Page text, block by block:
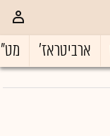
ארביטראז'